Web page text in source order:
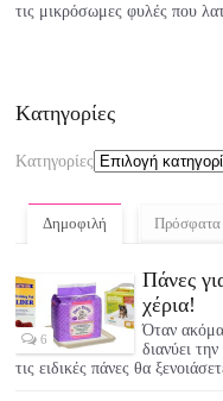
τις μικρόσωμες φυλές που
Kατηγορίες
Kατηγορίες
Δημοφιλή Πρόσφατα
6
Πάνες
χέρια!
Όταν ακόμα
διανύει
τις ειδικές πάνες θα